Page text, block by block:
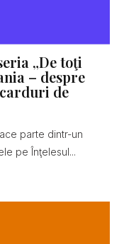
„De toţi
– despre
de
parte dintr-un
pe Înţelesul...